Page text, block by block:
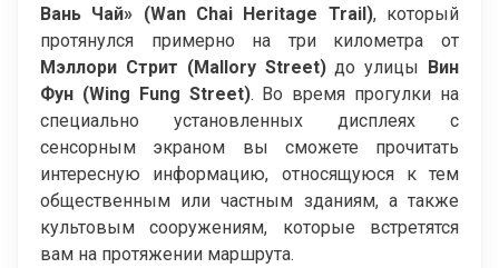
Вань Чай» (Wan Chai Heritage Trail), который
протянулся примерно на три километра от
Мэллори Стрит (Mallory Street)до улицы Вин
Фун (Wing Fung Street). Во время прогулки на
специально установленных дисплеях с
сенсорным экраном вы сможете прочитать
интересную информацию, относящуюся к тем
общественным или частным зданиям, а также
культовым сооружениям, которые встретятся
вам на протяжении маршрута.